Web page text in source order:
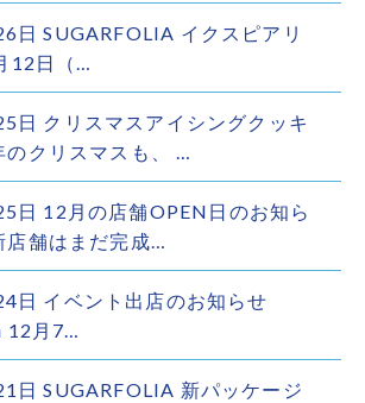
日 SUGARFOLIA イクスピアリ
12日（…
日 クリスマスアイシングクッキ
のクリスマスも、 …
日 12月の店舗OPEN日のお知ら
店舗はまだ完成…
日 イベント出店のお知らせ
12月7…
日 SUGARFOLIA 新パッケージ